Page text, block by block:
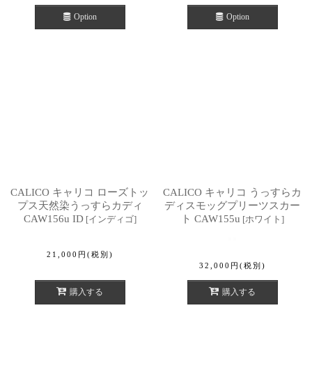
Option Option
CALICO キャリコ ローズトッ
プス天然染うっすらカディ
CAW156u ID [インディゴ]
21,000 円 (税別)
購入する
CALICO キャリコ うっすらカ
ディスモッグプリーツスカー
ト CAW155u [ホワイト ]
32,000 円 (税別)
購入する